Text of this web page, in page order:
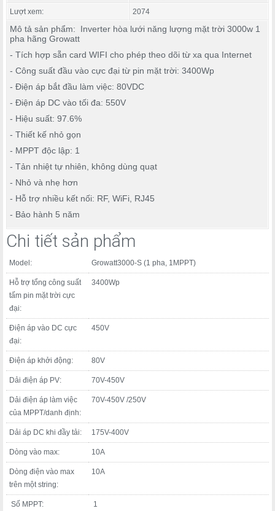
Lượt xem:
2074
Mô tả sản phẩm: Inverter hòa lưới năng lượng mặt trời 3000w 1
pha hãng Growatt
- Tích hợp sẵn card WIFI cho phép theo dõi từ xa qua Internet
- Công suất đầu vào cực đại từ pin mặt trời: 3400Wp
- Điện áp bắt đầu làm việc: 80VDC
- Điện áp DC vào tối đa: 550V
- Hiệu suất: 97.6%
- Thiết kế nhỏ gọn
- MPPT độc lập: 1
- Tản nhiệt tự nhiên, không dùng quạt
- Nhỏ và nhẹ hơn
- Hỗ trợ nhiều kết nối: RF, WiFi, RJ45
- Bảo hành 5 năm
Chi tiết sản phẩm
Model: Growatt3000-S (1 pha, 1MPPT)
Hỗ trợ tổng công suất
tấm pin mặt trời cực
đại:
3400Wp
Điện áp vào DC cực
đại:
450V
Điện áp khởi động: 80V
Dải điện áp PV: 70V-450V
Dải điện áp làm việc
của MPPT/danh định:
70V-450V /250V
Dải áp DC khi đầy tải: 175V-400V
Dòng vào max: 10A
Dòng điện vào max
trên một string:
10A
Số MPPT: 1